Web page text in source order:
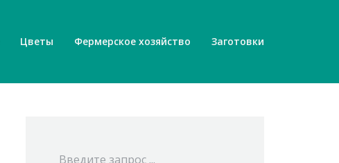
Цветы Фермерское хозяйство Заготовки